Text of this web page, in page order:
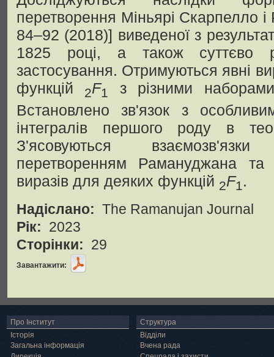
перетворення Міньярі Скарпелло і
84–92 (2018)] виведеної з
1825 році, а також суттєво
застосування. Отримуються явні
функцій
2F1
з різними
Встановлено зв'язок з
інтегралів першого роду в
З'ясовуються
перетворенням Рамануджана та
виразів для деяких функцій 2F1.
Надіслано: The Ramanujan Journal
Рік: 2023
Сторінки: 29
Завантажити:
Про Інститут
Історія
Загальна інформація
Структура
Відділи
Вчена рада